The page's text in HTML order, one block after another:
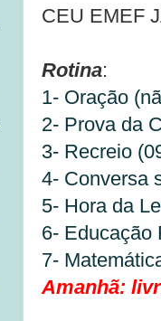
CEU EMEF
Rotina:
1- Oração
2- Prova da
3- Recreio
4- Conversa
5- Hora da
6- Educação
7-
Amanhã: